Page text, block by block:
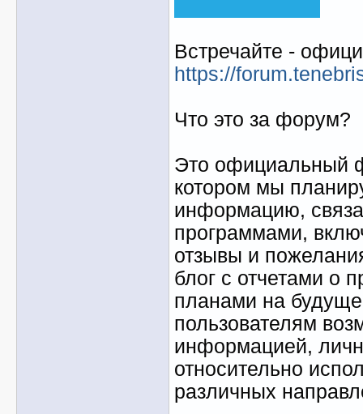
Встречайте -
https://
Что это за форум?
Это официальный
котором мы
информацию,
программами,
отзывы и
блог с отчетами о
планами на
пользователям
информацией,
относительно
различных